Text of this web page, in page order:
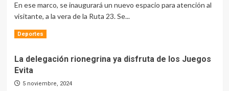
rionegrinos
se
anotaron
para
a
2025
En ese marco, se inaugurará un nuevo espacio para atención al
visitante, a la vera de la Ruta 23. Se...
Leer másRead
Este
Deportes
La delegación rionegrina ya disfruta de los Juegos
Evita
5 noviembre, 2024